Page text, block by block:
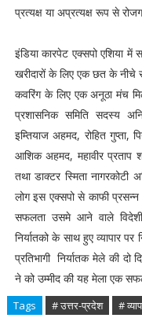
प्रत्यक्ष या अप्रत्यक्ष रूप से
इंडिया कारपेट एक्सपो एशिया
खरीदारों के लिए एक छत के नीचे
कवरिंग के लिए एक अनूठा मंच
प्रशासनिक समिति सदस्य
इम्तियाज अहमद, रोहित
आशिक अहमद, महावीर प्रताप
तथा डाक्टर स्मिता
लोग इस एक्सपो से काफी
सफलता उसमे आने वाले विदेशी
निर्यातको के साथ हुए व्यापार
प्रतिभागी निर्यातक मेले की दो
ने को उम्मीद की यह मेला एक
Tags # उत्तर-प्रदेश #